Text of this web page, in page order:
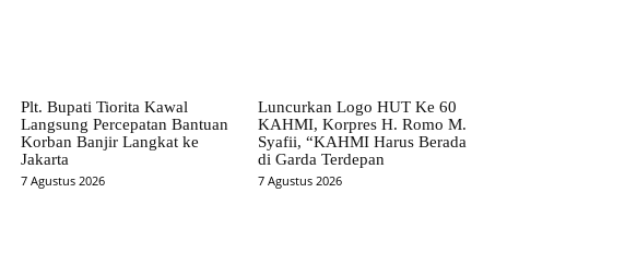
Plt. Bupati Tiorita Kawal
Langsung Percepatan Bantuan
Korban Banjir Langkat ke
Jakarta
7 Agustus 2026
Luncurkan Logo HUT Ke 60
KAHMI, Korpres H. Romo M.
Syafii, “KAHMI Harus Berada
di Garda Terdepan
7 Agustus 2026